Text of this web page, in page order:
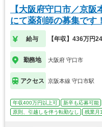
【大阪府守口市／京
にて薬剤師の募集です！
給与 【年収】436万円
勤務地 大阪府 守口市
アクセス 京阪本線 守口市駅
年収400万円以上可 新卒も応募可能
原則、引越しを伴う転勤なし
残業月